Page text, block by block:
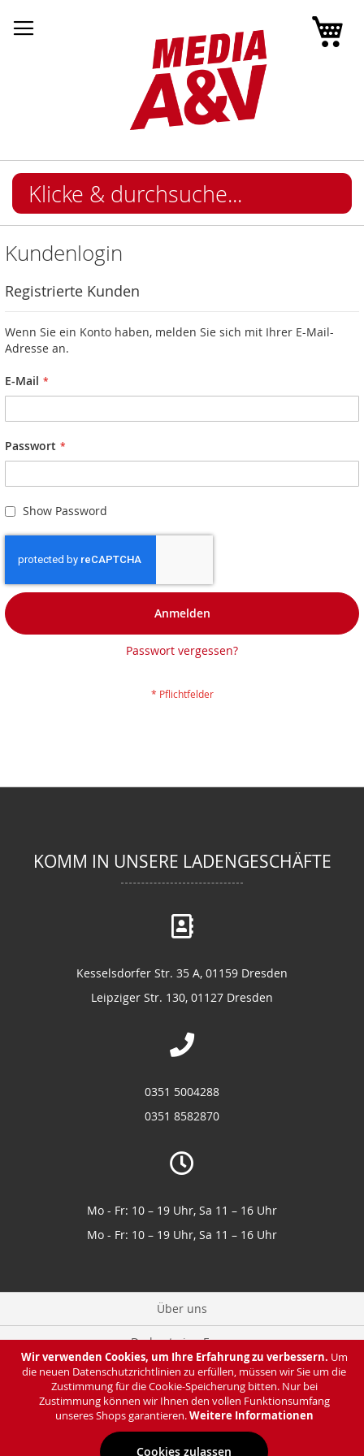
Wir verwenden Cookies, um Ihre Erfahrung zu verbessern. Um
die neuen Datenschutzrichtlinien zu erfüllen, müssen wir Sie um die
Zustimmung für die Cookie-Speicherung bitten. Nur bei
Zustimmung können wir Ihnen den vollen Funktionsumfang
unseres Shops garantieren.Weitere Informationen
Cookies zulassen
Kundenlogin
Registrierte Kunden
Wenn Sie ein Konto haben, melden Sie sich mit Ihrer E-Mail-
Adresse an.
E-Mail
Passwort
Show Password
Anmelden
Passwort vergessen?
KOMM IN UNSERE LADENGESCHÄFTE
Kesselsdorfer Str. 35 A, 01159 Dresden
Leipziger Str. 130, 01127 Dresden
0351 5004288
0351 8582870
Mo - Fr: 10 – 19 Uhr, Sa 11 – 16 Uhr
Mo - Fr: 10 – 19 Uhr, Sa 11 – 16 Uhr
Über uns
Du hast eine Frage
Zahlung & Lieferung
Datenschutz